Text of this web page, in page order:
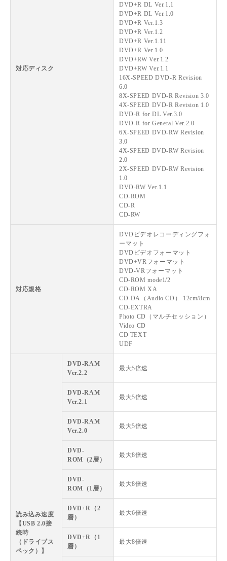
対応ディスク
DVD+R DL Ver.1.1
DVD+R DL Ver.1.0
DVD+R Ver.1.3
DVD+R Ver.1.2
DVD+R Ver.1.11
DVD+R Ver.1.0
DVD+RW Ver.1.2
DVD+RW Ver.1.1
16X-SPEED DVD-R Revision
6.0
8X-SPEED DVD-R Revision 3.0
4X-SPEED DVD-R Revision 1.0
DVD-R for DL Ver.3.0
DVD-R for General Ver.2.0
6X-SPEED DVD-RW Revision
3.0
4X-SPEED DVD-RW Revision
2.0
2X-SPEED DVD-RW Revision
1.0
DVD-RW Ver.1.1
CD-ROM
CD-R
CD-RW
対応規格
DVDビデオレコーディングフォ
ーマット
DVDビデオフォーマット
DVD+VRフォーマット
DVD-VRフォーマット
CD-ROM mode1/2
CD-ROM XA
CD-DA（Audio CD） 12cm/8cm
CD-EXTRA
Photo CD（マルチセッション）
Video CD
CD TEXT
UDF
読み込み速度
【USB 2.0接
続時
（ドライブス
ペック）】
DVD-RAM
Ver.2.2
最大5倍速
DVD-RAM
Ver.2.1
最大5倍速
DVD-RAM
Ver.2.0
最大5倍速
DVD-
ROM（2層）
最大8倍速
DVD-
ROM（1層）
最大8倍速
DVD+R（2
層）
最大6倍速
DVD+R（1
層）
最大8倍速